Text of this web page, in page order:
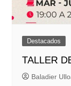
Destacados
TALLER
Baladier